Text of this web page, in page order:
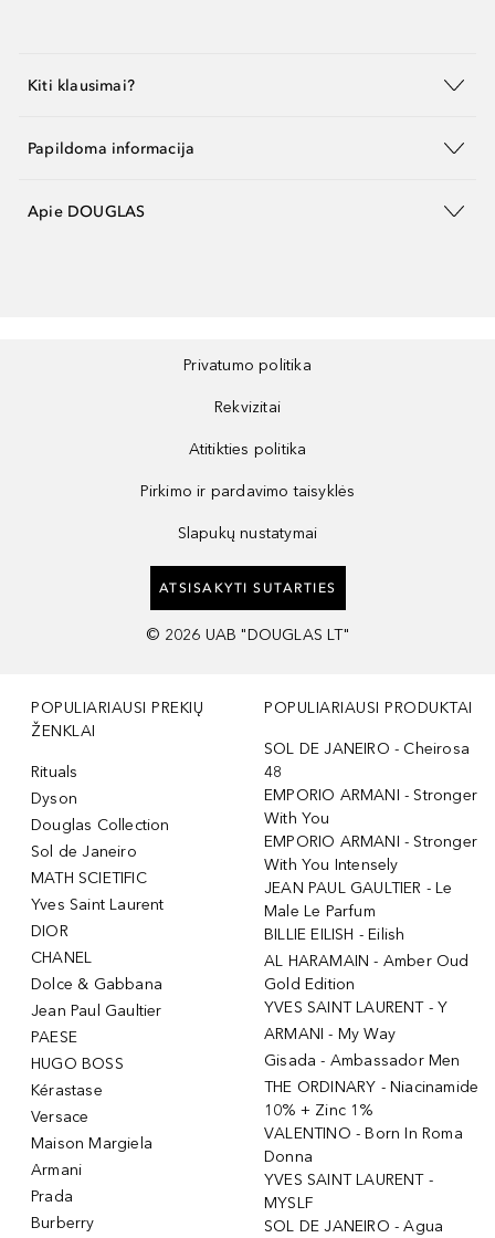
Kiti klausimai?
Papildoma informacija
Apie DOUGLAS
Privatumo politika
Rekvizitai
Atitikties politika
Pirkimo ir pardavimo taisyklės
Slapukų nustatymai
ATSISAKYTI SUTARTIES
© 2026 UAB "DOUGLAS LT"
POPULIARIAUSI PREKIŲ
ŽENKLAI
Rituals
Dyson
Douglas Collection
Sol de Janeiro
MATH SCIETIFIC
Yves Saint Laurent
DIOR
CHANEL
Dolce & Gabbana
Jean Paul Gaultier
PAESE
HUGO BOSS
Kérastase
Versace
Maison Margiela
Armani
Prada
Burberry
POPULIARIAUSI PRODUKTAI
SOL DE JANEIRO - Cheirosa
48
EMPORIO ARMANI - Stronger
With You
EMPORIO ARMANI - Stronger
With You Intensely
JEAN PAUL GAULTIER - Le
Male Le Parfum
BILLIE EILISH - Eilish
AL HARAMAIN - Amber Oud
Gold Edition
YVES SAINT LAURENT - Y
ARMANI - My Way
Gisada - Ambassador Men
THE ORDINARY - Niacinamide
10% + Zinc 1%
VALENTINO - Born In Roma
Donna
YVES SAINT LAURENT -
MYSLF
SOL DE JANEIRO - Agua